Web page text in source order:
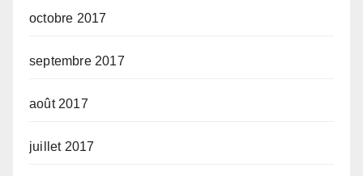
octobre 2017
septembre 2017
août 2017
juillet 2017